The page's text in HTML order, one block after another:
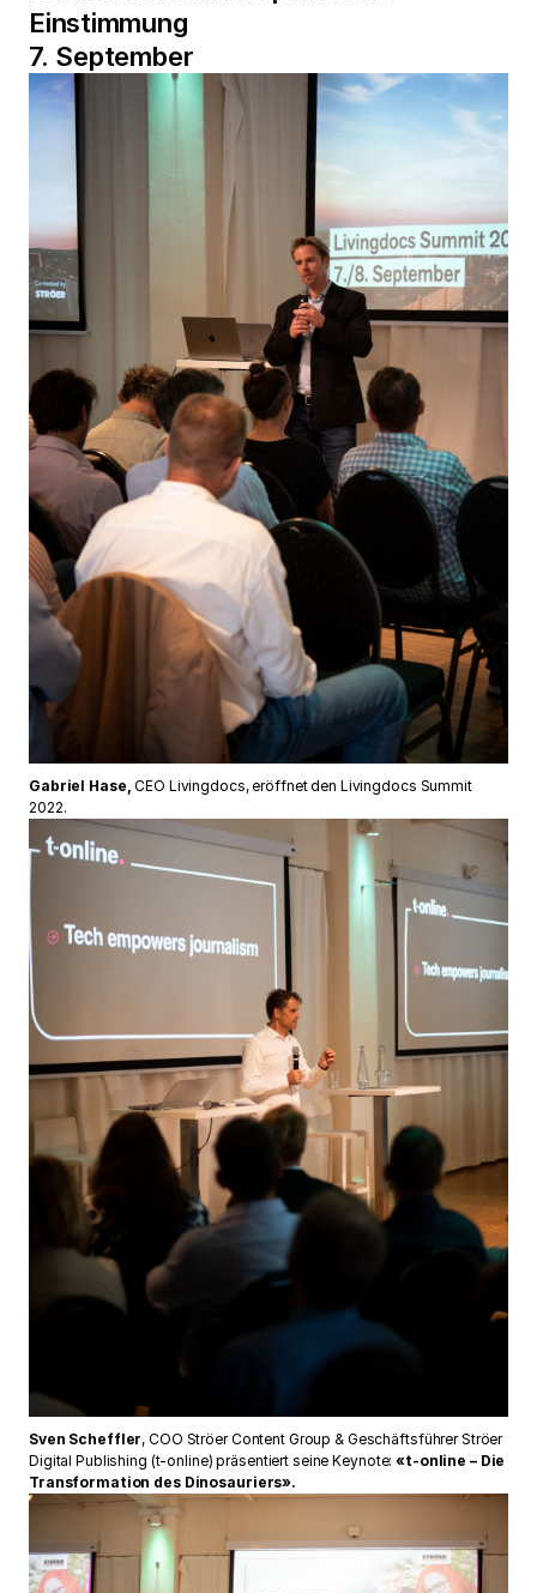
Einstimmung
7. September
Gabriel Hase, CEO Livingdocs, eröffnet den Livingdocs Summit
2022.
Sven Scheffler, COO Ströer Content Group & Geschäftsführer Ströer
Digital Publishing (t-online) präsentiert seine Keynote:«t-online – Die
Transformation des Dinosauriers».